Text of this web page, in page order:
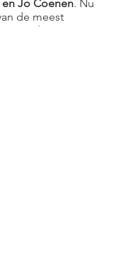
Jo Coenen. Nu
de meest
van de 20e eeuw